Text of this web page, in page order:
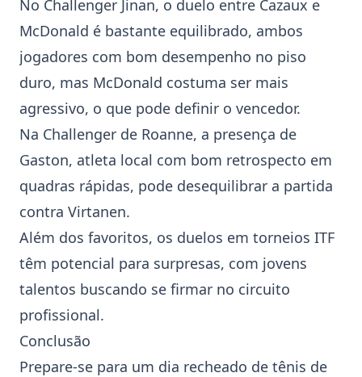
No Challenger Jinan, o duelo entre Cazaux e
McDonald é bastante equilibrado, ambos
jogadores com bom desempenho no piso
duro, mas McDonald costuma ser mais
agressivo, o que pode definir o vencedor.
Na Challenger de Roanne, a presença de
Gaston, atleta local com bom retrospecto em
quadras rápidas, pode desequilibrar a partida
contra Virtanen.
Além dos favoritos, os duelos em torneios ITF
têm potencial para surpresas, com jovens
talentos buscando se firmar no circuito
profissional.
Conclusão
Prepare-se para um dia recheado de tênis de